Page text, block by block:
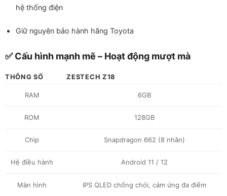
hệ thống điện
Giữ nguyên bảo hành hãng Toyota
✅ Cấu hình mạnh mẽ – Hoạt động mượt mà
THÔNG SỐ ZESTECH Z18
RAM 6GB
ROM 128GB
Chip Snapdragon 662 (8 nhân)
Hệ điều hành Android 11 / 12
Màn hình IPS QLED chống chói, cảm ứng đa điểm